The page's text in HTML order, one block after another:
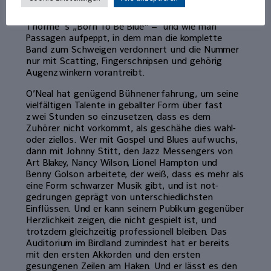
Hefti’s „Lil‘ Darlin“ und nicht so bekann­te wie
Thormé ’s „Born To Be Blue“ – und wie man
Passagen aufpeppt, in dem man die komplette
Band zum Schweigen verdonnert und die Nummer
nur mit Scatting, Fingerschnip­sen und gehörig
Augenzwinkern voran­treibt.
O’Neal hat genügend Bühnenerfahrung, um seine
vielfältigen Talente in geballter Form über fast
zwei Stunden so einzu­setzen, dass es dem
Zuhörer nicht vor­kommt, als geschähe dies wahl-
oder ziellos. Wer mit Gospel und Blues auf­wuchs,
dann mit Johnny Stitt, den Jazz Messengers von
Art Blakey, Nancy Wil­son, Lionel Hampton und
Benny Golson arbeitete, der weiß, dass es mehr als
eine Form schwarzer Musik gibt, und ist not­
gedrungen geprägt von unterschiedlichs­ten
Einflüssen. Und er kann seinem Pu­blikum gegenüber
Herzlichkeit zeigen, die nicht gespielt ist, und
trotzdem gleichzeitig professionell bleiben. Das
Auditorium im Birdland zumindest hat er bereits
mit den ersten Akkorden und den ersten
gesungenen Zeilen am Haken. Und er lässt es den